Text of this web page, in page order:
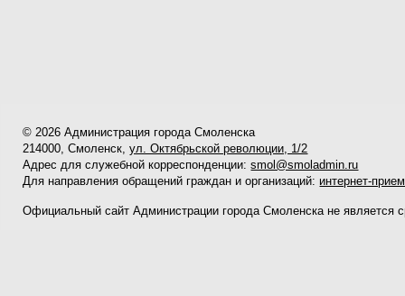
© 2026 Администрация города Смоленска
214000, Смоленск,ул. Октябрьской революции, 1/2
Адрес для служебной корреспонденции:smol@smoladmin.ru
Для направления обращений граждан и организаций: интернет-
Официальный сайт Администрации города Смоленска не является